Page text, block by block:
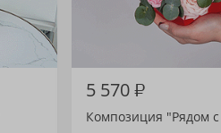
5 570₽
Композиция "Рядом